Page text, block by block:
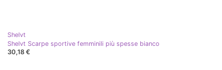
Shelvt
Shelvt Scarpe sportive femminili più spesse bianco
30,18 €